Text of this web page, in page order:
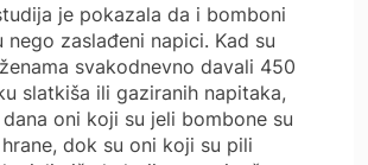
je pokazala da i bomboni
nego zaslađeni napici. Kad su
svakodnevno davali 450
slatkiša ili gaziranih napitaka,
oni koji su jeli bombone su
dok su oni koji su pili